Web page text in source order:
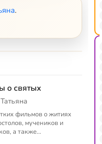
.
о святых
фильмов о житиях
мучеников и
а также